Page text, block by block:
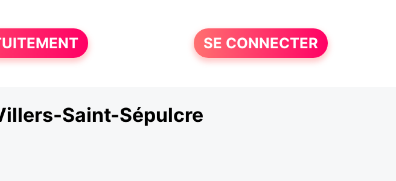
SE CONNECTER
Saint-Sépulcre